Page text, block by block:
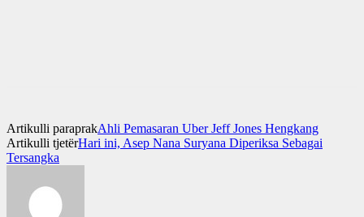
Artikulli paraprakAhli Pemasaran Uber Jeff Jones Hengkang
Artikulli tjetërHari ini, Asep Nana Suryana Diperiksa Sebagai
Tersangka